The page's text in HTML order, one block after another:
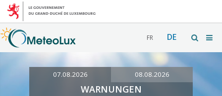
FR DE
07.08.2026 08.08.2026
WARNUNGEN